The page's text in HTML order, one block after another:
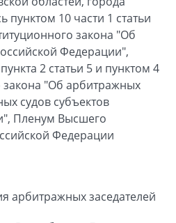
пунктом 10 части 1 статьи
закона "Об
Федерации",
2 статьи 5 и пунктом 4
закона "Об арбитражных
судов субъектов
Пленум Высшего
Федерации
арбитражных заседателей